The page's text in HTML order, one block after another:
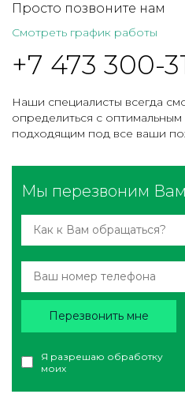
Просто позвоните нам
Смотреть график работы
+7 473 300-
Наши специалисты всегда
определиться с
подходящим под все ваши
Мы перезвоним
Я разрешаю обработку
моих
Перезвонить мне